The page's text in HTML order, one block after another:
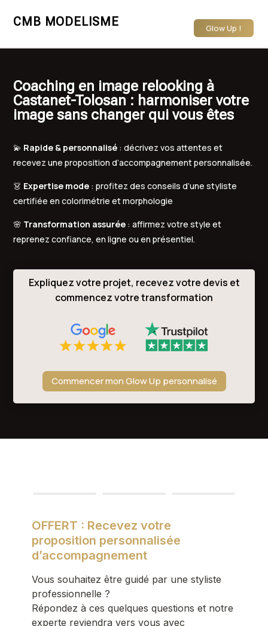
CMB MODELISME Glow Up !
Coaching en image relooking à
Castanet-Tolosan : harmoniser votre
image sans changer qui vous êtes
💫 Rapide & personnalisé : décrivez vos attentes et
recevez une proposition d’accompagnement personnalisée.
👗 Expertise mode : profitez des conseils d’une styliste
certifiée en colorimétrie et morphologie
🌸 Transformation assurée : affirmez votre style et
reprenez confiance, en ligne ou en présentiel.
Expliquez votre projet, recevez votre devis et
commencez votre transformation
Commencer mon Glow Up personnalisé